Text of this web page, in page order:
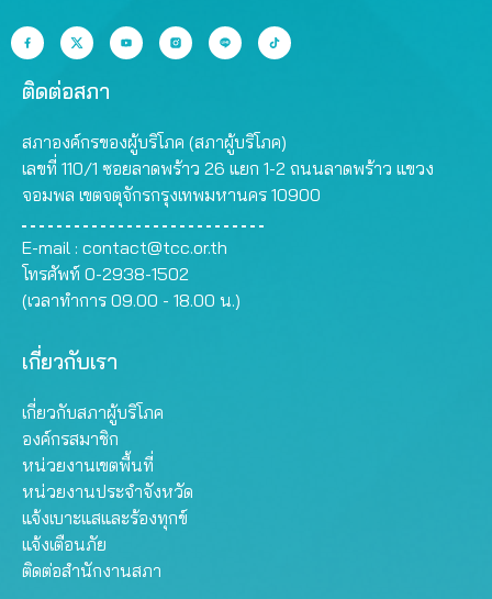
ติดต่อสภา
สภาองค์กรของผู้บริโภค (สภาผู้บริโภค)
เลขที่ 110/1 ซอยลาดพร้าว 26 แยก 1-2 ถนนลาดพร้าว แขวง
จอมพล เขตจตุจักรกรุงเทพมหานคร 10900
E-mail : contact@tcc.or.th
โทรศัพท์ 0-2938-1502
(เวลาทำการ 09.00 - 18.00 น.)
เกี่ยวกับเรา
เกี่ยวกับสภาผู้บริโภค
องค์กรสมาชิก
หน่วยงานเขตพื้นที่
หน่วยงานประจำจังหวัด
แจ้งเบาะแสและร้องทุกข์
แจ้งเตือนภัย
ติดต่อสำนักงานสภา